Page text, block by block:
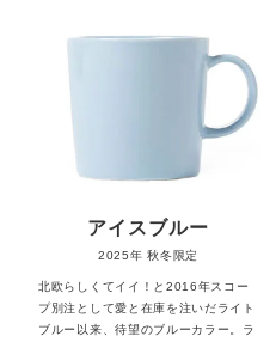
アイスブルー
2025年秋冬限定
北欧らしくてイイ！と2016年スコー
プ別注として愛と在庫を注いだライト
ブルー以来、待望のブルーカラー。ラ